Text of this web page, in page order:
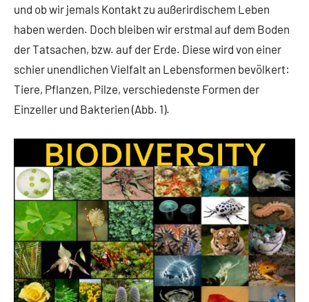
und ob wir jemals Kontakt zu außerirdischem Leben
haben werden. Doch bleiben wir erstmal auf dem Boden
der Tatsachen, bzw. auf der Erde. Diese wird von einer
schier unendlichen Vielfalt an Lebensformen bevölkert:
Tiere, Pflanzen, Pilze, verschiedenste Formen der
Einzeller und Bakterien (Abb. 1).